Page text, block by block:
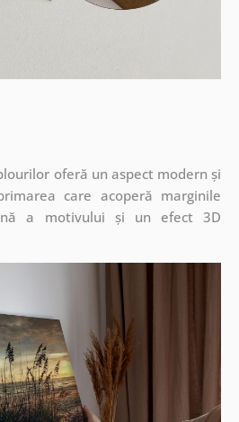
oferă un aspect modern și
care acoperă marginile
a motivului și un efect 3D